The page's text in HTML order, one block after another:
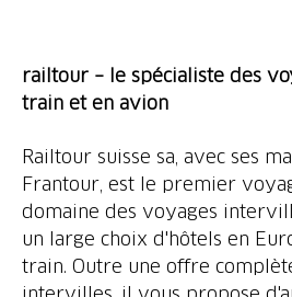
railtour – le spécialiste des
train et en avion
Railtour suisse sa, avec ses
Frantour, est le premier
domaine des voyages
un large choix d'hôtels en
train. Outre une offre